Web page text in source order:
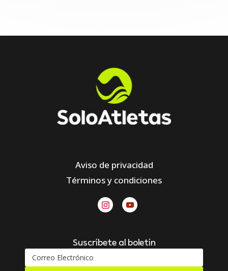
Aviso de privacidad
Términos y condiciones
Suscríbete al boletín